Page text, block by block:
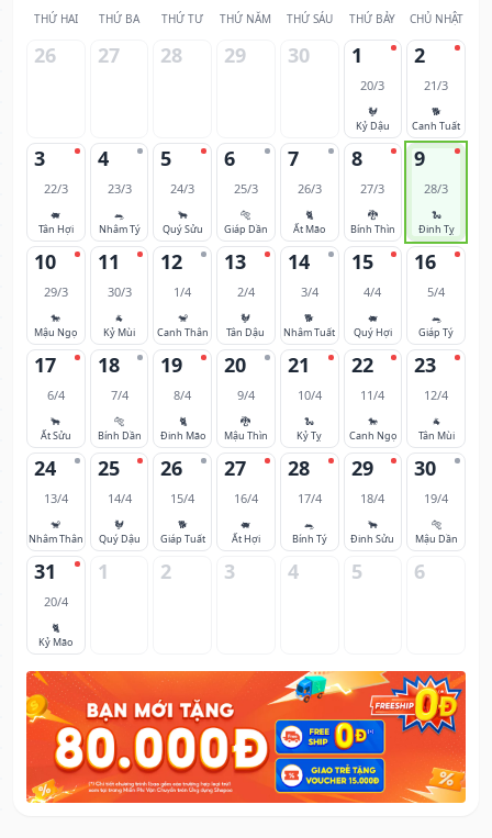
THỨ HAI THỨ BA THỨ TƯ THỨ NĂM THỨ SÁU THỨ BẢY CHỦ NHẬT
26 27 28 29 30 1
20/3
🐓
Kỷ Dậu
2
21/3
🐕
Canh Tuất
3
22/3
🐖
Tân Hợi
4
23/3
🐀
Nhâm Tý
5
24/3
🐂
Quý Sửu
6
25/3
🐅
Giáp Dần
7
26/3
🐈
Ất Mão
8
27/3
🐉
Bính Thìn
9
28/3
🐍
Đinh Tỵ
10
29/3
🐎
Mậu Ngọ
11
30/3
🐐
Kỷ Mùi
12
1/4
🐒
Canh Thân
13
2/4
🐓
Tân Dậu
14
3/4
🐕
Nhâm Tuất
15
4/4
🐖
Quý Hợi
16
5/4
🐀
Giáp Tý
17
6/4
🐂
Ất Sửu
18
7/4
🐅
Bính Dần
19
8/4
🐈
Đinh Mão
20
9/4
🐉
Mậu Thìn
21
10/4
🐍
Kỷ Tỵ
22
11/4
🐎
Canh Ngọ
23
12/4
🐐
Tân Mùi
24
13/4
🐒
Nhâm Thân
25
14/4
🐓
Quý Dậu
26
15/4
🐕
Giáp Tuất
27
16/4
🐖
Ất Hợi
28
17/4
🐀
Bính Tý
29
18/4
🐂
Đinh Sửu
30
19/4
🐅
Mậu Dần
31
20/4
🐈
Kỷ Mão
1 2 3 4 5 6